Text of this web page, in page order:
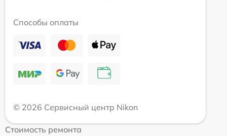
Способы оплаты
© 2026 Сервисный центр Nikon
Стоимость ремонта